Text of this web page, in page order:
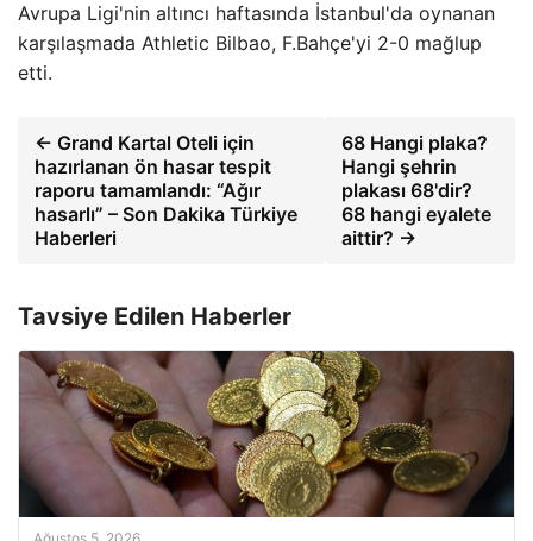
Avrupa Ligi'nin altıncı haftasında İstanbul'da oynanan
karşılaşmada Athletic Bilbao, F.Bahçe'yi 2-0 mağlup
etti.
← Grand Kartal Oteli için
hazırlanan ön hasar tespit
raporu tamamlandı: “Ağır
hasarlı” – Son Dakika Türkiye
Haberleri
68 Hangi plaka?
Hangi şehrin
plakası 68'dir?
68 hangi eyalete
aittir? →
Tavsiye Edilen Haberler